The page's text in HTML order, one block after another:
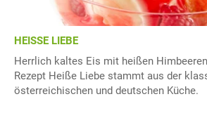
HEISSE LIEBE
Herrlich kaltes Eis mit heißen
Rezept Heiße Liebe stammt aus der
österreichischen und deutschen Küche.